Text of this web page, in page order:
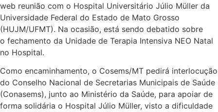
web reunião com o Hospital Universitário Júlio Müller da
Universidade Federal do Estado de Mato Grosso
(HUJM/UFMT). Na ocasião, está sendo debatido sobre
o fechamento da Unidade de Terapia Intensiva NEO Natal
no Hospital.
Como encaminhamento, o Cosems/MT pedirá interlocução
do Conselho Nacional de Secretarias Municipais de Saúde
(Conasems), junto ao Ministério da Saúde, para apoiar de
forma solidária o Hospital Júlio Müller, visto a dificuldade